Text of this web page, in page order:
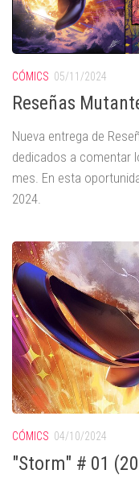
CÓMICS 05/11/2024
Reseñas
Nueva entrega de
dedicados a comentar
mes. En esta
2024.
CÓMICS 04/10/2024
"Storm" # 01